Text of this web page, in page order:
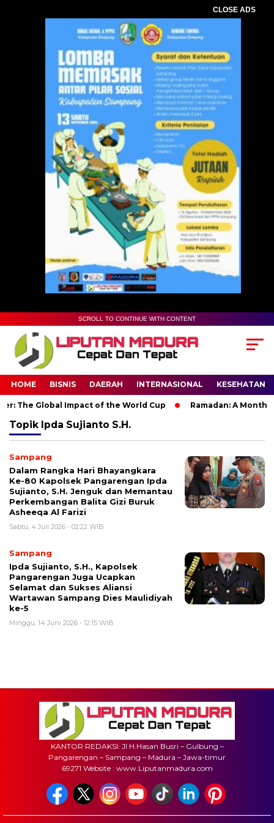
CLOSE ADS
SCROLL TO CONTINUE WITH CONTENT
HOME BISNIS DAERAH INTERNASIONAL KESEHATAN
The Global Impact of the World Cup Ramadan: A Month
Topik Ipda Sujianto S.H.
Sampang
Dalam Rangka Hari Bhayangkara
Ke-80 Kapolsek Pangarengan Ipda
Sujianto, S.H. Jenguk dan Memantau
Perkembangan Balita Gizi Buruk
Asheeqa Al Farizi
Sabtu, 4 Juli 2026 - 02:22 WIB
Sampang
Ipda Sujianto, S.H., Kapolsek
Pangarengan Juga Ucapkan
Selamat dan Sukses Aliansi
Wartawan Sampang Dies Maulidiyah
ke-5
Minggu, 14 Juni 2026 - 12:15 WIB
KANTOR REDAKSI: Jl H.Hasan Busri – Gulbung –
Pangarengan – Sampang – Madura – Jawa-timur
69271 Website : www.Liputanmadura.com